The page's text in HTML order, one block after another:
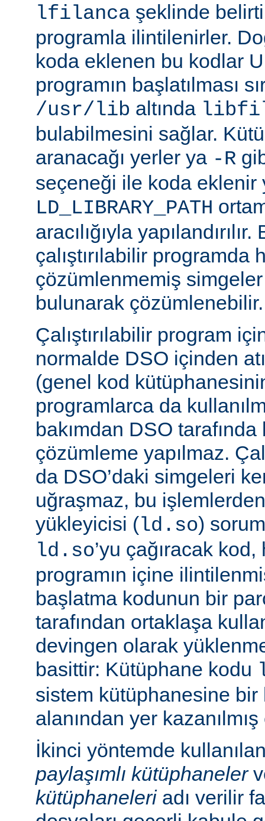
lfilanca şeklinde
programla ilintilenirler.
koda eklenen bu kodlar
programın başlatılması
/usr/lib altında
bulabilmesini sağlar.
aranacağı yerler ya -R
seçeneği ile koda eklenir
LD_LIBRARY_PATH
aracılığıyla
çalıştırılabilir programda
çözümlenmemiş
bulunarak çözümlenebilir.
Çalıştırılabilir program
normalde DSO içinden
(genel kod
programlarca da
bakımdan DSO
çözümleme yapılmaz.
da DSO’daki simgeleri
uğraşmaz, bu
yükleyicisi ( ld.so)
ld.so’yu çağıracak kod,
programın içine
başlatma kodunun bir
tarafından ortaklaşa
devingen olarak
basittir: Kütüphane kodu
sistem kütüphanesine
alanından yer kazanılmış
İkinci yöntemde
paylaşımlı kütüphaneler
kütüphaneleriadı verilir